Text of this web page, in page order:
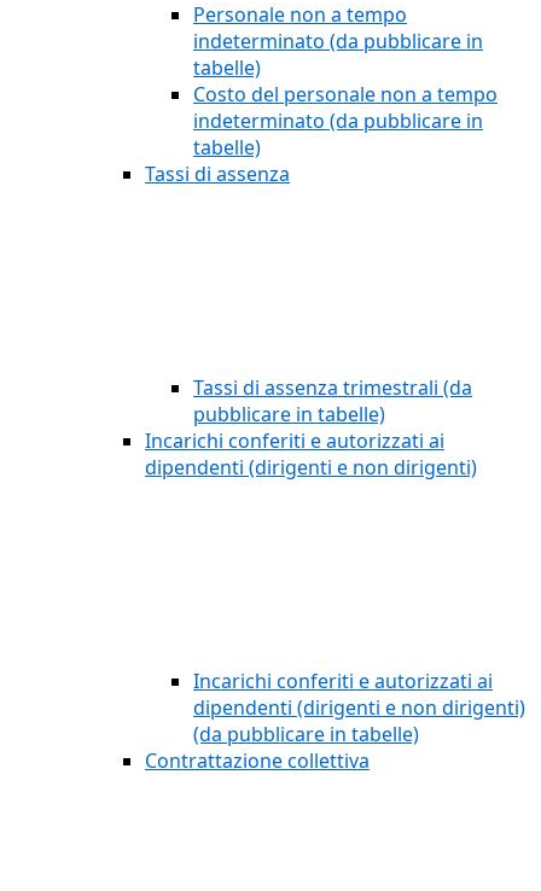
Personale non a tempo
indeterminato (da pubblicare in
tabelle)
Costo del personale non a tempo
indeterminato (da pubblicare in
tabelle)
Tassi di assenza
Tassi di assenza trimestrali (da
pubblicare in tabelle)
Incarichi conferiti e autorizzati ai
dipendenti (dirigenti e non dirigenti)
Incarichi conferiti e autorizzati ai
dipendenti (dirigenti e non dirigenti)
(da pubblicare in tabelle)
Contrattazione collettiva